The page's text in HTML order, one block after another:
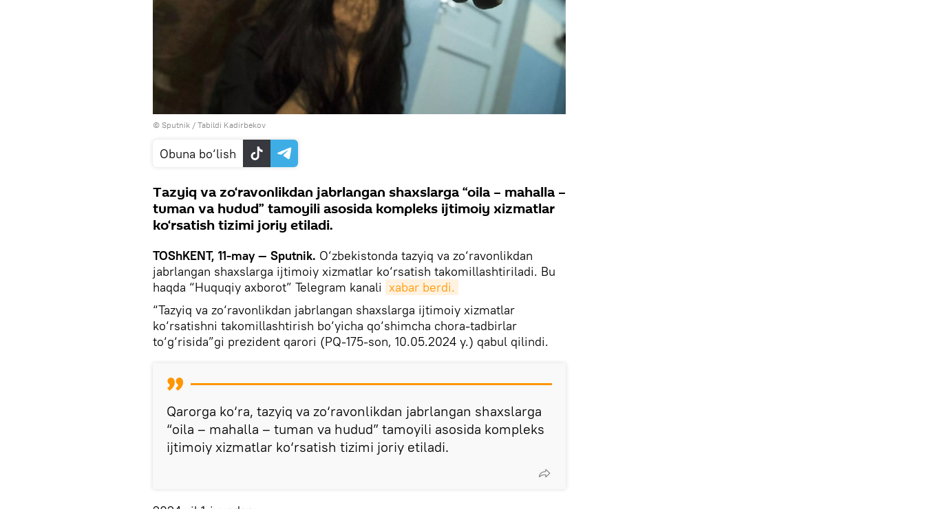
© Sputnik / Tabildi Kadirbekov
Obuna bo‘lish
Tazyiq va zo‘ravonlikdan jabrlangan shaxslarga “oila – mahalla –
tuman va hudud” tamoyili asosida kompleks ijtimoiy xizmatlar
ko‘rsatish tizimi joriy etiladi.
TOShKENT, 11-may — Sputnik. O‘zbekistonda tazyiq va zo‘ravonlikdan
jabrlangan shaxslarga ijtimoiy xizmatlar ko‘rsatish takomillashtiriladi. Bu
haqda “Huquqiy axborot” Telegram kanali xabar berdi.
“Tazyiq va zo‘ravonlikdan jabrlangan shaxslarga ijtimoiy xizmatlar
ko‘rsatishni takomillashtirish bo‘yicha qo‘shimcha chora-tadbirlar
to‘g‘risida”gi prezident qarori (PQ-175-son, 10.05.2024 y.) qabul qilindi.
Qarorga ko‘ra, tazyiq va zo‘ravonlikdan jabrlangan shaxslarga
“oila – mahalla – tuman va hudud” tamoyili asosida kompleks
ijtimoiy xizmatlar ko‘rsatish tizimi joriy etiladi.